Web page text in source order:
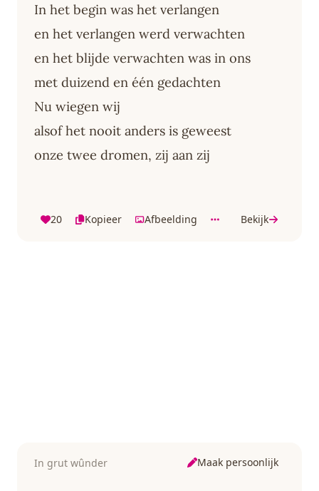
In het begin was het verlangen
en het verlangen werd verwachten
en het blijde verwachten was in ons
met duizend en één gedachten
Nu wiegen wij
alsof het nooit anders is geweest
onze twee dromen, zij aan zij
20 Kopieer Afbeelding Bekijk
In grut wûnder Maak persoonlijk